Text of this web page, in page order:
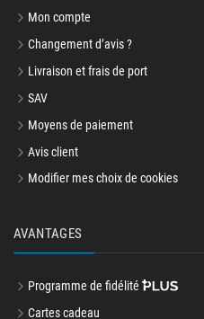
Mon compte
Changement d’avis ?
Livraison et frais de port
SAV
Moyens de paiement
Avis client
Modifier mes choix de cookies
AVANTAGES
Programme de fidélité
Cartes cadeau